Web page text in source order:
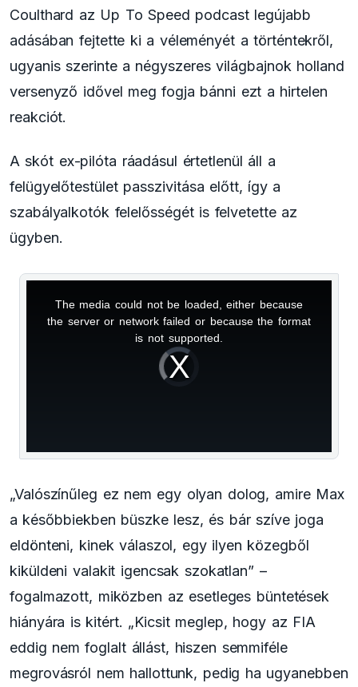
Coulthard az Up To Speed podcast legújabb
adásában fejtette ki a véleményét a történtekről,
ugyanis szerinte a négyszeres világbajnok holland
versenyző idővel meg fogja bánni ezt a hirtelen
reakciót.
A skót ex-pilóta ráadásul értetlenül áll a
felügyelőtestület passzivitása előtt, így a
szabályalkotók felelősségét is felvetette az
ügyben.
Video
Player
is
loading.
The media could not be loaded, either because
the server or network failed or because the format
is not supported.
„Valószínűleg ez nem egy olyan dolog, amire Max
a későbbiekben büszke lesz, és bár szíve joga
eldönteni, kinek válaszol, egy ilyen közegből
kiküldeni valakit igencsak szokatlan” –
fogalmazott, miközben az esetleges büntetések
hiányára is kitért. „Kicsit meglep, hogy az FIA
eddig nem foglalt állást, hiszen semmiféle
megrovásról nem hallottunk, pedig ha ugyanebben